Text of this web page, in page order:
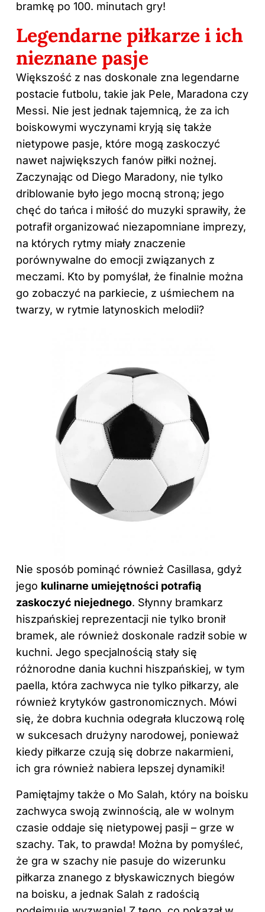
bramkę po 100. minutach gry!
Legendarne piłkarze i ich
nieznane pasje
Większość z nas doskonale zna legendarne
postacie futbolu, takie jak Pele, Maradona czy
Messi. Nie jest jednak tajemnicą, że za ich
boiskowymi wyczynami kryją się także
nietypowe pasje, które mogą zaskoczyć
nawet największych fanów piłki nożnej.
Zaczynając od Diego Maradony, nie tylko
driblowanie było jego mocną stroną; jego
chęć do tańca i miłość do muzyki sprawiły, że
potrafił organizować niezapomniane imprezy,
na których rytmy miały znaczenie
porównywalne do emocji związanych z
meczami. Kto by pomyślał, że finalnie można
go zobaczyć na parkiecie, z uśmiechem na
twarzy, w rytmie latynoskich melodii?
Nie sposób pominąć również Casillasa, gdyż
jego kulinarne umiejętności potrafią
zaskoczyć niejednego. Słynny bramkarz
hiszpańskiej reprezentacji nie tylko bronił
bramek, ale również doskonale radził sobie w
kuchni. Jego specjalnością stały się
różnorodne dania kuchni hiszpańskiej, w tym
paella, która zachwyca nie tylko piłkarzy, ale
również krytyków gastronomicznych. Mówi
się, że dobra kuchnia odegrała kluczową rolę
w sukcesach drużyny narodowej, ponieważ
kiedy piłkarze czują się dobrze nakarmieni,
ich gra również nabiera lepszej dynamiki!
Pamiętajmy także o Mo Salah, który na boisku
zachwyca swoją zwinnością, ale w wolnym
czasie oddaje się nietypowej pasji – grze w
szachy. Tak, to prawda! Można by pomyśleć,
że gra w szachy nie pasuje do wizerunku
piłkarza znanego z błyskawicznych biegów
na boisku, a jednak Salah z radością